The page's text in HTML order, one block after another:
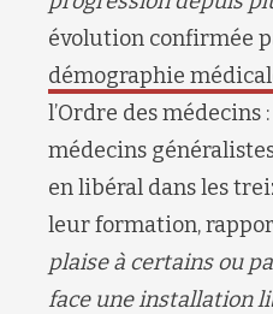
évolution confirmée
démographie
l’Ordre des médecins
médecins
en libéral dans les
leur formation,
plaise à certains ou
face une installation